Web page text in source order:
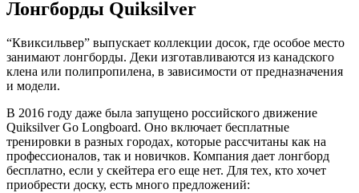
Лонгборды Quiksilver
“Квиксильвер” выпускает коллекции досок, где особое место
занимают лонгборды. Деки изготавливаются из канадского
клена или полипропилена, в зависимости от предназначения
и модели.
В 2016 году даже была запущено российского движение
Quiksilver Go Longboard. Оно включает бесплатные
тренировки в разных городах, которые рассчитаны как на
профессионалов, так и новичков. Компания дает лонгборд
бесплатно, если у скейтера его еще нет. Для тех, кто хочет
приобрести доску, есть много предложений: